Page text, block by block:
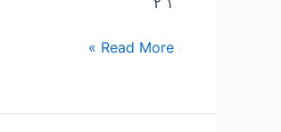
مرحوم
آیه
Read More »